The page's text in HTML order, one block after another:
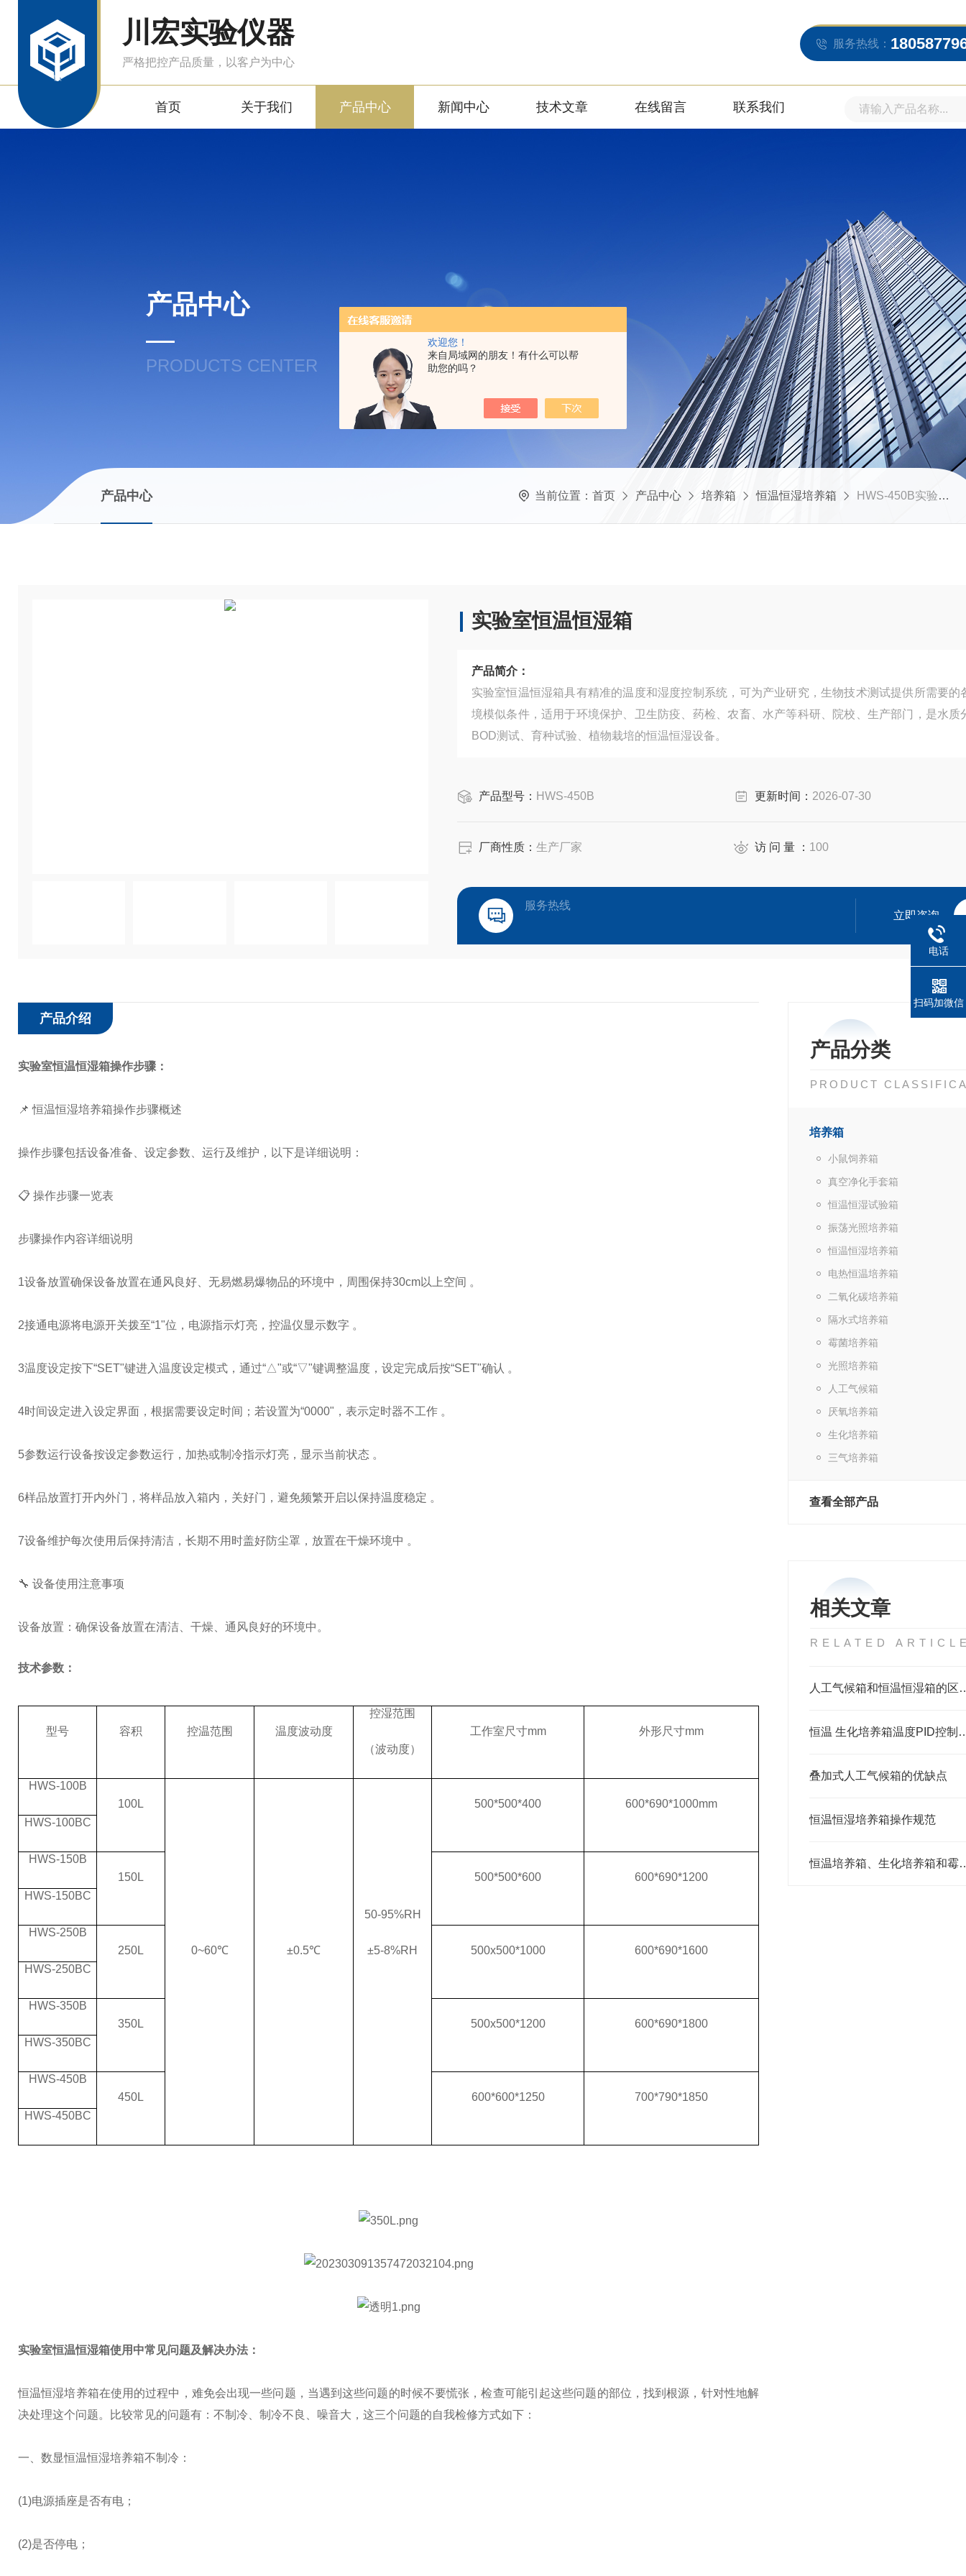
欢迎您！
来自局域网的朋友！有什么可以帮
助您的吗？
川宏实验仪器
严格把控产品质量，以客户为中心
服务热线：
首页 关于我们 产品中心 新闻中心 技术文章 在线留言 联系我们
产品中心
PRODUCTS CENTER
产品中心 当前位置： 首页 产品中心 培养箱 恒温恒湿培养箱 HWS-450B实验室恒温恒湿箱
实验室恒温恒湿箱
产品简介：
实验室恒温恒湿箱具有精准的温度和湿度控制系统，可为产业研究，生物技术测试提供所需要的
境模似条件，适用于环境保护、卫生防疫、药检、农畜、水产等科研、院校、生产部门，是水质
BOD测试、育种试验、植物栽培的恒温恒湿设备。
产品型号： HWS-450B 更新时间： 2026-07-30
厂商性质： 生产厂家 访 问 量 ： 100
服务热线
立即咨询
产品分类
PRODUCT
培养箱
小鼠饲养箱
真空净化手套箱
恒温恒湿试验箱
振荡光照培养箱
恒温恒湿培养箱
电热恒温培养箱
二氧化碳培养箱
隔水式培养箱
霉菌培养箱
光照培养箱
人工气候箱
厌氧培养箱
生化培养箱
三气培养箱
查看全部产品
相关文章
RELATED
人工气候箱和
恒温 生化培养
叠加式人工气候箱的优缺点
恒温恒湿培养箱操作规范
恒温培养箱、生
产品介绍
实验室恒温恒湿箱操作步骤：
📌 恒温恒湿培养箱操作步骤概述
操作步骤包括设备准备、设定参数、运行及维护，以下是详细说明：
📋 操作步骤一览表
步骤操作内容详细说明
1设备放置确保设备放置在通风良好、无易燃易爆物品的环境中，周围保持30cm以上空间 。
2接通电源将电源开关拨至“1"位，电源指示灯亮，控温仪显示数字 。
3温度设定按下“SET"键进入温度设定模式，通过“△"或“▽"键调整温度，设定完成后按“SET"确认 。
4时间设定进入设定界面，根据需要设定时间；若设置为“0000"，表示定时器不工作 。
5参数运行设备按设定参数运行，加热或制冷指示灯亮，显示当前状态 。
6样品放置打开内外门，将样品放入箱内，关好门，避免频繁开启以保持温度稳定 。
7设备维护每次使用后保持清洁，长期不用时盖好防尘罩，放置在干燥环境中 。
🔧 设备使用注意事项
设备放置：确保设备放置在清洁、干燥、通风良好的环境中。
技术参数：
型号 容积 控温范围 温度波动度
控湿范围
（波动度）
工作室尺寸mm 外形尺寸mm
HWS-100B
100L
0~60℃ ±0.5℃
50-95%RH
±5-8%RH
500*500*400
600*690*1000mm
HWS-100BC
HWS-150B
150L
500*500*600
600*690*1200
HWS-150BC
HWS-250B
250L
500x500*1000
600*690*1600
HWS-250BC
HWS-350B
350L
500x500*1200
600*690*1800
HWS-350BC
HWS-450B
450L
600*600*1250
700*790*1850
HWS-450BC
实验室恒温恒湿箱使用中常见问题及解决办法：
恒温恒湿培养箱在使用的过程中，难免会出现一些问题，当遇到这些问题的时候不要慌张，检查可能引起这些问题的部位，找到根源，针对性地解
决处理这个问题。比较常见的问题有：不制冷、制冷不良、噪音大，这三个问题的自我检修方式如下：
一、数显恒温恒湿培养箱不制冷：
(1)电源插座是否有电；
(2)是否停电；
电话
扫码加微信